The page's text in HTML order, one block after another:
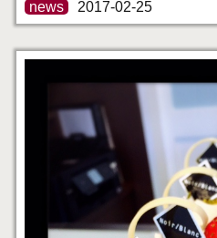
news 2017-02-25